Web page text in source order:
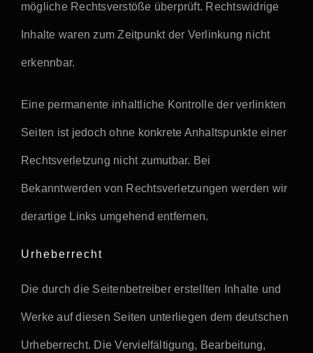
mögliche Rechtsverstöße überprüft. Rechtswidrige
Inhalte waren zum Zeitpunkt der Verlinkung nicht
erkennbar.
Eine permanente inhaltliche Kontrolle der verlinkten
Seiten ist jedoch ohne konkrete Anhaltspunkte einer
Rechtsverletzung nicht zumutbar. Bei
Bekanntwerden von Rechtsverletzungen werden wir
derartige Links umgehend entfernen.
Urheberrecht
Die durch die Seitenbetreiber erstellten Inhalte und
Werke auf diesen Seiten unterliegen dem deutschen
Urheberrecht. Die Vervielfältigung, Bearbeitung,